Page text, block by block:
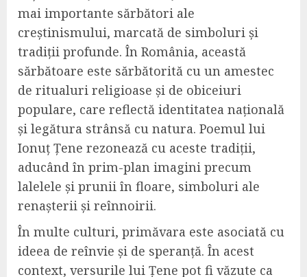
mai importante sărbători ale
creștinismului, marcată de simboluri și
tradiții profunde. În România, această
sărbătoare este sărbătorită cu un amestec
de ritualuri religioase și de obiceiuri
populare, care reflectă identitatea națională
și legătura strânsă cu natura. Poemul lui
Ionuț Țene rezonează cu aceste tradiții,
aducând în prim-plan imagini precum
lalelele și prunii în floare, simboluri ale
renașterii și reînnoirii.
În multe culturi, primăvara este asociată cu
ideea de reînvie și de speranță. În acest
context, versurile lui Țene pot fi văzute ca